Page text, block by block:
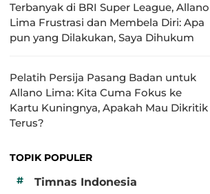
Terbanyak di BRI Super League, Allano
Lima Frustrasi dan Membela Diri: Apa
pun yang Dilakukan, Saya Dihukum
Pelatih Persija Pasang Badan untuk
Allano Lima: Kita Cuma Fokus ke
Kartu Kuningnya, Apakah Mau Dikritik
Terus?
TOPIK POPULER
#
Timnas Indonesia